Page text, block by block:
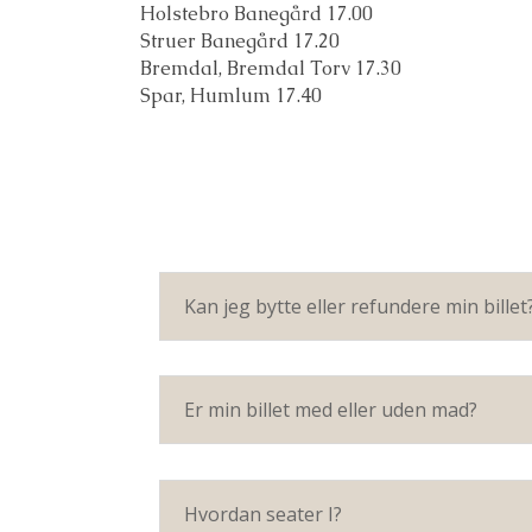
Holstebro Banegård 17.00
Struer Banegård 17.20
Bremdal, Bremdal Torv 17.30
Spar, Humlum 17.40
Kan jeg bytte eller refundere min
Er min billet med eller uden mad?
Hvordan seater I?